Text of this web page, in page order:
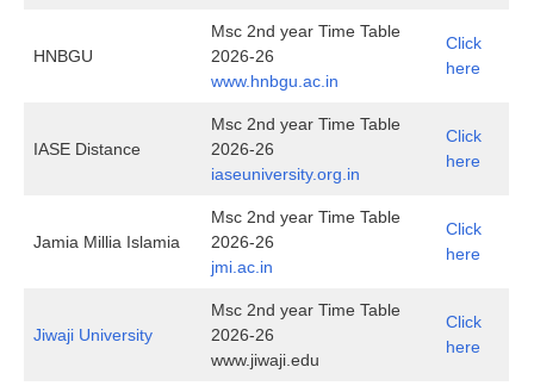
HNBGU
Msc 2nd year Time Table
2026-26
www.hnbgu.ac.in
Click
here
IASE Distance
Msc 2nd year Time Table
2026-26
iaseuniversity.org.in
Click
here
Jamia Millia Islamia
Msc 2nd year Time Table
2026-26
jmi.ac.in
Click
here
Jiwaji University
Msc 2nd year Time Table
2026-26
www.jiwaji.edu
Click
here